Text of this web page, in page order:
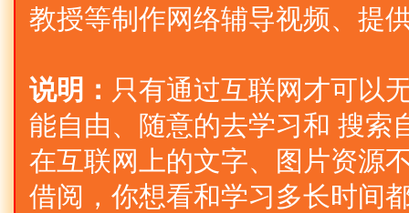
教授等制作网络辅导视频、提
说明： 只有通过互联网才可以
能自由、随意的去学习和 搜索
在互联网上的文字、图片资源
借阅，你想看和学习多长时间